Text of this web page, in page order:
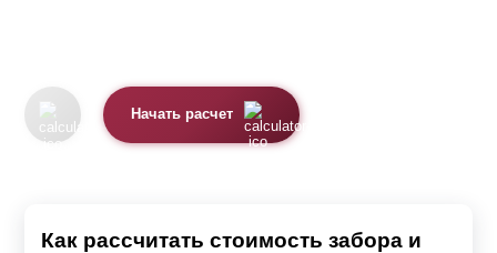
Начать расчет
Как рассчитать стоимость забора и